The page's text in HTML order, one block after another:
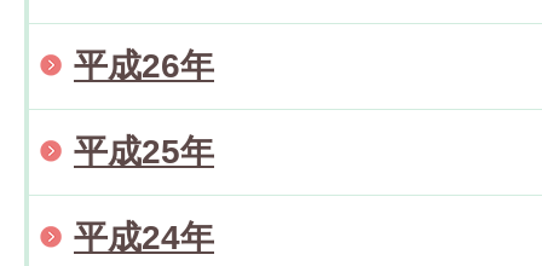
平成26年
平成25年
平成24年